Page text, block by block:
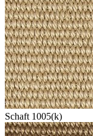
Schaft 1005(k)